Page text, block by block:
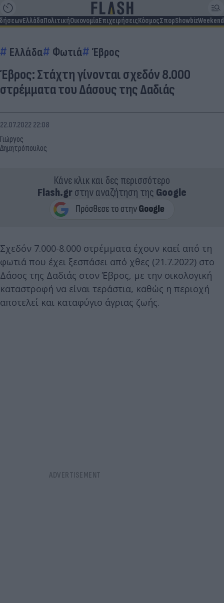
ΕλλάδαΠολιτικήΟικονομίαΕπιχειρήσειςΚόσμοςΣπορShowbizWeekend
Ελλάδα Φωτιά Έβρος
Έβρος: Στάχτη γίνονται σχεδόν 8.000
στρέμματα του Δάσους της Δαδιάς
Γιώργος
Δημητρόπουλος
22.07.2022 22:08
Κάνε κλικ και δες περισσότερο
Flash.grστην αναζήτηση της Google
Σχεδόν 7.000-8.000 στρέμματα έχουν καεί από τη
φωτιά που έχει ξεσπάσει από χθες (21.7.2022) στο
Δάσος της Δαδιάς στον Έβρος, με την οικολογική
καταστροφή να είναι τεράστια, καθώς η περιοχή
αποτελεί και καταφύγιο άγριας ζωής.